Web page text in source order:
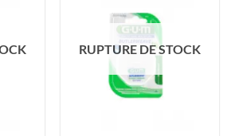
RUPTURE DE STOCK